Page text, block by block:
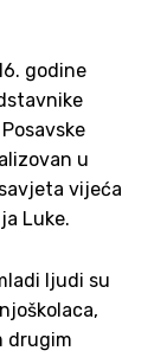
godine
u
vijeća
Luke.
ljudi su
drugim